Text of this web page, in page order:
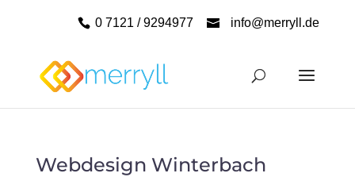
0 7121 / 9294977 info@merryll.de
Webdesign Winterbach